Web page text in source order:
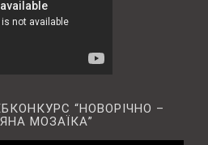
“НОВОРІЧНО –
МОЗАЇКА”